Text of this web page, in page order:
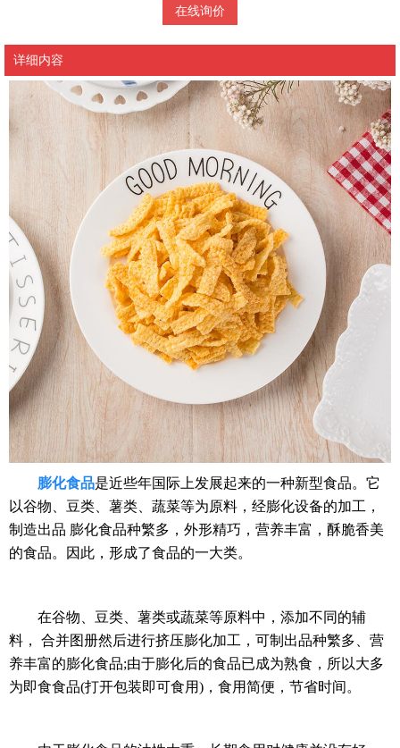
在线询价
详细内容
膨化食品是近些年国际上发展起来的一种新型食品。它
以谷物、豆类、薯类、蔬菜等为原料，经膨化设备的加工，
制造出品 膨化食品种繁多，外形精巧，营养丰富，酥脆香美
的食品。因此，形成了食品的一大类。
在谷物、豆类、薯类或蔬菜等原料中，添加不同的辅
料， 合并图册然后进行挤压膨化加工，可制出品种繁多、营
养丰富的膨化食品;由于膨化后的食品已成为熟食，所以大多
为即食食品(打开包装即可食用)，食用简便，节省时间。